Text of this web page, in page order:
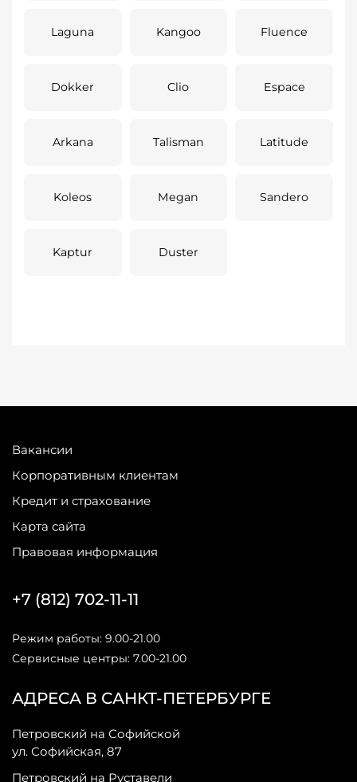
Laguna Kangoo Fluence
Dokker Clio Espace
Arkana Talisman Latitude
Koleos Megan Sandero
Kaptur Duster
Вакансии
Корпоративным клиентам
Кредит и страхование
Карта сайта
Правовая информация
АДРЕСА В САНКТ-ПЕТЕРБУРГЕ
Петровский на Софийской
ул. Софийская, 87
Петровский на Руставели
+7 (812) 702-11-11
Режим работы: 9.00-21.00
Сервисные центры: 7.00-21.00